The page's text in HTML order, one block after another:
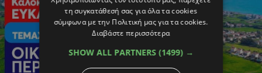
τη συγκατάθεσή σας για όλα τα cookies
σύμφωνα με την Πολιτική μας για τα cookies.
Διαβάστε περισσότερα
SHOW ALL PARTNERS (1499) →